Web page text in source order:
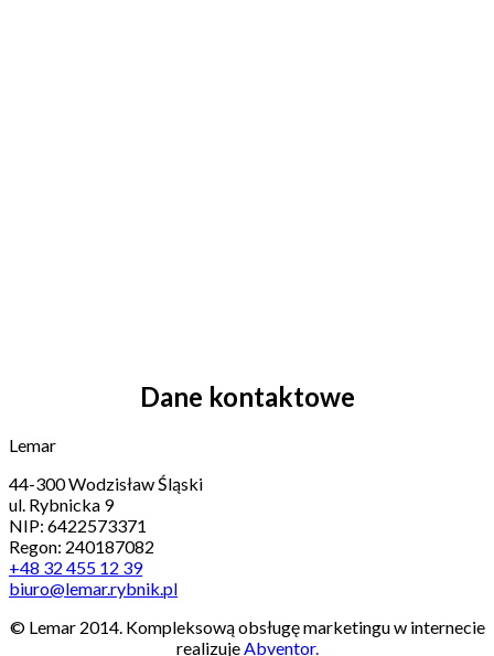
Dane kontaktowe
Lemar
44-300 Wodzisław Śląski
ul. Rybnicka 9
NIP: 6422573371
Regon: 240187082
+48 32 455 12 39
biuro@lemar.rybnik.pl
© Lemar 2014. Kompleksową obsługę marketingu w internecie
realizuje Abventor.